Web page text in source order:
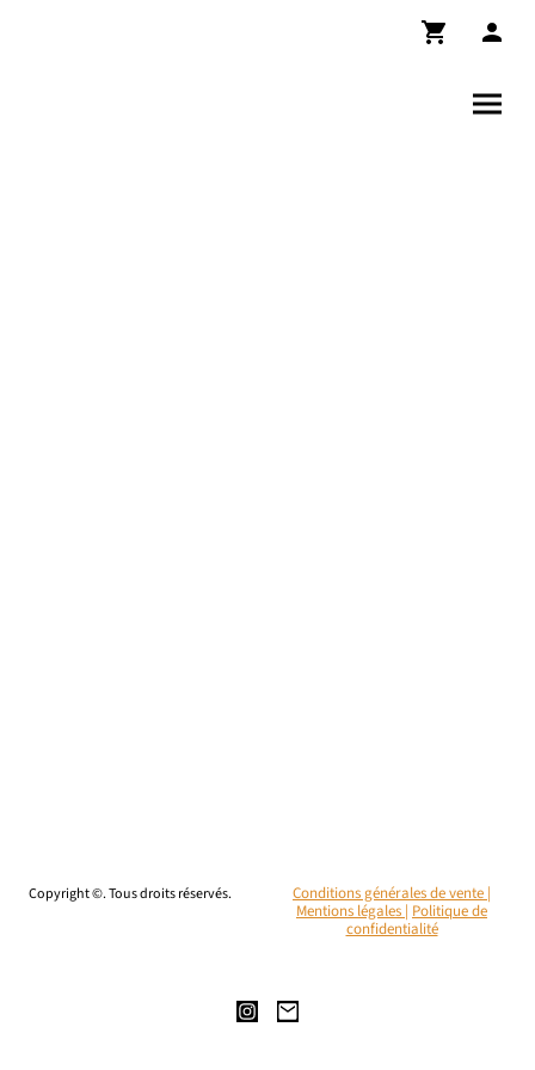
Copyright ©. Tous droits réservés.
Conditions générales de vente |
Mentions légales | Politique de
confidentialité